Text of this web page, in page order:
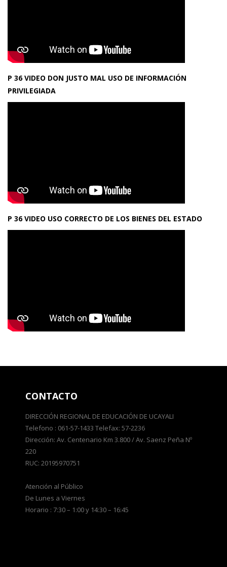
P 36 VIDEO DON JUSTO MAL USO DE INFORMACIÓN
PRIVILEGIADA
P 36 VIDEO USO CORRECTO DE LOS BIENES DEL ESTADO
CONTACTO
DIRECCIÓN REGIONAL DE EDUCACIÓN DE UCAYALI
Telefono : 061-57-1433 Telefax: 57-2236
Dirección: Av. Centenario Km 3.800 / Av. Saenz Peña Nº
220
RUC: 20195970751
Atención al Público
De Lunes a Viernes
Horario : 7:30 – 1:00 y 14:30 – 16:45